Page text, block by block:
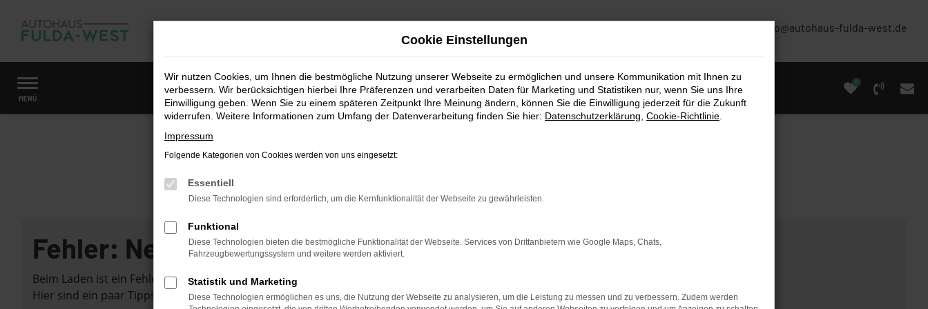
Zum
Hauptinhalt
info@autohaus-fulda-west.de
MENÜ
0
Startseite Fahrzeugmarkt
Fehler: Network Error
Beim Laden ist ein Fehler aufgetreten.
Hier sind ein paar Tipps, die dir helfen können:
Cookie Einstellungen
Wir nutzen Cookies, um Ihnen die bestmögliche Nutzung unserer Webseite zu ermöglichen und unsere Kommunikation mit Ihnen zu
verbessern. Wir berücksichtigen hierbei Ihre Präferenzen und verarbeiten Daten für Marketing und Statistiken nur, wenn Sie uns Ihre
Einwilligung geben. Wenn Sie zu einem späteren Zeitpunkt Ihre Meinung ändern, können Sie die Einwilligung jederzeit für die Zukunft
widerrufen. Weitere Informationen zum Umfang der Datenverarbeitung finden Sie hier: Datenschutzerklärung Cookie-Richtlinie
Impressum
Folgende Kategorien von Cookies werden von uns eingesetzt:
Essentiell
Diese Technologien sind erforderlich, um die Kernfunktionalität der Webseite zu gewährleisten.
Funktional
Diese Technologien bieten die bestmögliche Funktionalität der Webseite. Services von Drittanbietern wie Google Maps, Chats,
Fahrzeugbewertungssystem und weitere werden aktiviert.
Statistik und Marketing
Diese Technologien ermöglichen es uns, die Nutzung der Webseite zu analysieren, um die Leistung zu messen und zu verbessern. Zudem werden